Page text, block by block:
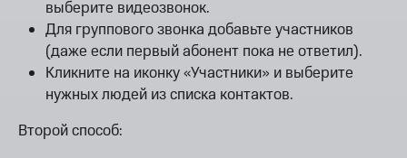
выберите видеозвонок.
Для группового звонка добавьте участников
(даже если первый абонент пока не ответил).
Кликните на иконку «Участники» и выберите
нужных людей из списка контактов.
Второй способ: